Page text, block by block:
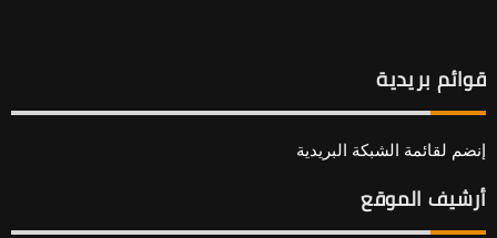
قوائم بريدية
إنضم لقائمة الشبكة البريدية
أرشيف الموقع